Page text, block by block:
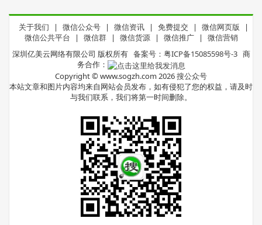
关于我们 | 微信公众号 | 微信资讯 | 免费提交 | 微信网页版
|
微信公共平台
| 微信群 | 微信货源 | 微信推广 |
微信营销
深圳亿美云网络有限公司 版权所有 备案号：粤ICP备15085598号-3商
务合作：
Copyright © www.sogzh.com 2026搜公众号
本站文章和图片内容均来自网站会员发布，如有侵犯了您的权益，请及时
与我们联系，我们将第一时间删除。